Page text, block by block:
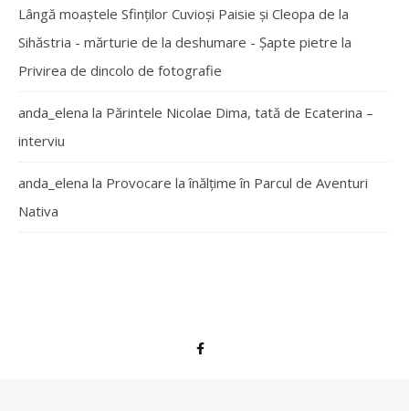
Lângă moaștele Sfinților Cuvioși Paisie și Cleopa de la
Sihăstria - mărturie de la deshumare - Şapte pietre la
Privirea de dincolo de fotografie
anda_elena la Părintele Nicolae Dima, tată de Ecaterina –
interviu
anda_elena la Provocare la înălțime în Parcul de Aventuri
Nativa